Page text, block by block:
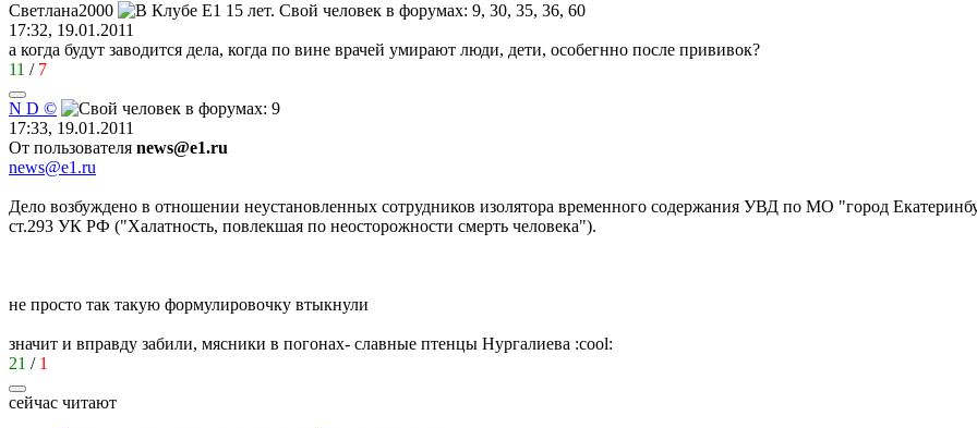
Светлaна2000
17:32, 19.01.2011
а когда будут заводится дела, когда по вине врачей умирают люди, дети, особегнно после прививок?
11 / 7
N D ©
17:33, 19.01.2011
От пользователя news@e1.ru
news@e1.ru
Дело возбуждено в отношении неустановленных сотрудников изолятора временного содержания УВД по МО "город
ст.293 УК РФ ("Халатность, повлекшая по неосторожности смерть человека").
не просто так такую формулировочку втыкнули
значит и вправду забили, мясники в погонах- славные птенцы Нургалиева :cool:
21 / 1
сейчас читают